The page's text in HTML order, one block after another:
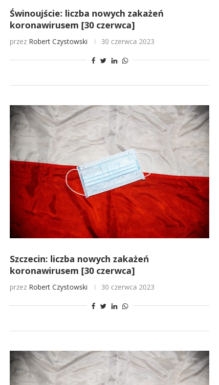
Świnoujście: liczba nowych zakażeń
koronawirusem [30 czerwca]
przez Robert Czystowski 30 czerwca 2023
Szczecin: liczba nowych zakażeń
koronawirusem [30 czerwca]
przez Robert Czystowski 30 czerwca 2023